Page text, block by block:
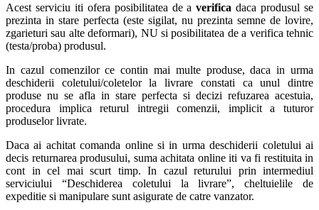
Acest serviciu iti ofera posibilitatea de averifica daca produsul se
prezinta in stare perfecta (este sigilat, nu prezinta semne de lovire,
zgarieturi sau alte deformari), NU si posibilitatea de a verifica tehnic
(testa/proba) produsul.
In cazul comenzilor ce contin mai multe produse, daca in urma
deschiderii coletului/coletelor la livrare constati ca unul dintre
produse nu se afla in stare perfecta si decizi refuzarea acestuia,
procedura implica returul intregii comenzii, implicit a tuturor
produselor livrate.
Daca ai achitat comanda online si in urma deschiderii coletului ai
decis returnarea produsului, suma achitata online iti va fi restituita in
cont in cel mai scurt timp. In cazul returului prin intermediul
serviciului “Deschiderea coletului la livrare”, cheltuielile de
expeditie si manipulare sunt asigurate de catre vanzator.